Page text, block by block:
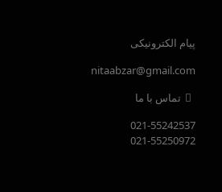
پیام الکترونیکی
nitaabzar@gmail.com
تماس با ما
021-55242537
021-55250972